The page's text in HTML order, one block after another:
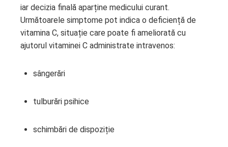
iar decizia finală aparține medicului curant.
Următoarele simptome pot indica o deficiență de
vitamina C, situație care poate fi ameliorată cu
ajutorul vitaminei C administrate intravenos:
sângerări
tulburări psihice
schimbări de dispoziție